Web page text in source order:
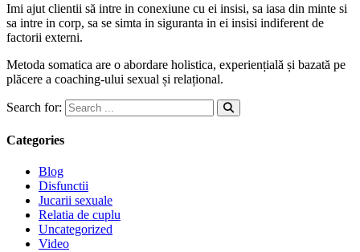
Imi ajut clientii să intre in conexiune cu ei insisi, sa iasa din minte si
sa intre in corp, sa se simta in siguranta in ei insisi indiferent de
factorii externi.
Metoda somatica are o abordare holistica, experiențială și bazată pe
plăcere a coaching-ului sexual și relațional.
Search for:
Categories
Blog
Disfunctii
Jucarii sexuale
Relatia de cuplu
Uncategorized
Video